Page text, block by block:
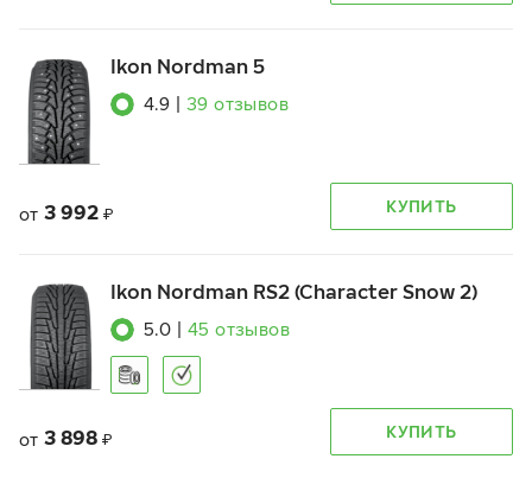
Ikon Nordman 5
4.9 39 отзывов
от 3 992 ₽ КУПИТЬ
Ikon Nordman RS2 (Character Snow 2)
5.0 45 отзывов
от 3 898 ₽ КУПИТЬ